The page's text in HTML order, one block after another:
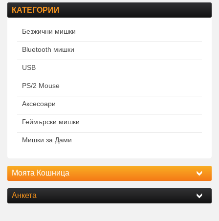
КАТЕГОРИИ
Безжични мишки
Bluetooth мишки
USB
PS/2 Mouse
Аксесоари
Геймърски мишки
Мишки за Дами
Моята Кошница
Анкета